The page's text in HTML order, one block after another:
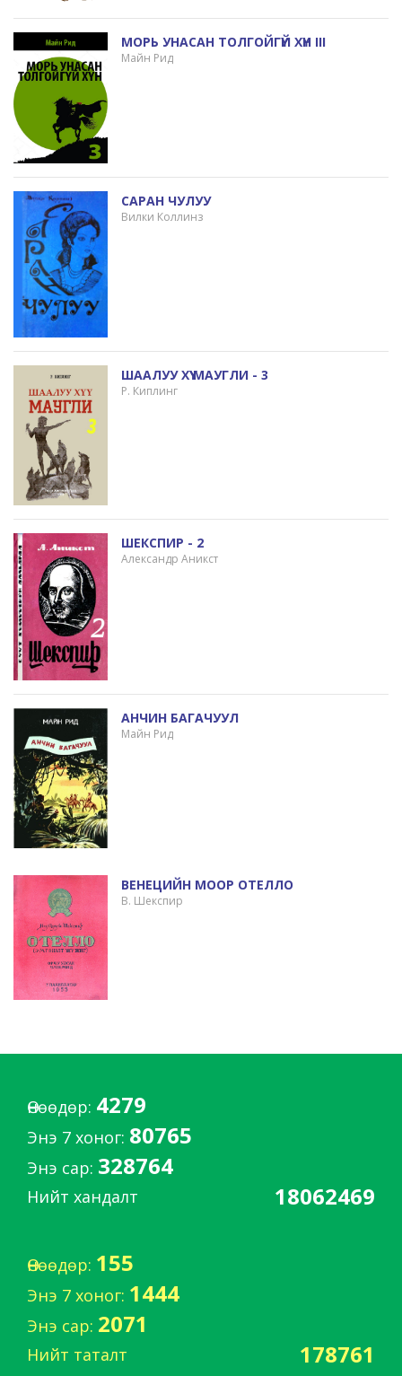
МОРЬ УНАСАН ТОЛГОЙГҮЙ ХҮН III
Майн Рид
САРАН ЧУЛУУ
Вилки Коллинз
ШААЛУУ ХҮҮ МАУГЛИ - 3
Р. Киплинг
ШЕКСПИР - 2
Александр Аникст
АНЧИН БАГАЧУУЛ
Майн Рид
ВЕНЕЦИЙН МООР ОТЕЛЛО
В. Шекспир
Өнөөдөр: 4279
Энэ 7 хоног: 80765
Энэ сар: 328764
Нийт хандалт 18062469
Өнөөдөр: 155
Энэ 7 хоног: 1444
Энэ сар: 2071
Нийт таталт 178761